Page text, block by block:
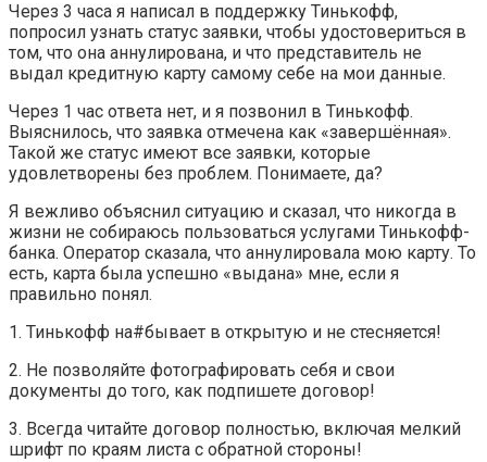
Через 3 часа я написал в поддержку Тинькофф,
попросил узнать статус заявки, чтобы удостовериться в
том, что она аннулирована, и что представитель не
выдал кредитную карту самому себе на мои данные.
Через 1 час ответа нет, и я позвонил в Тинькофф.
Выяснилось, что заявка отмечена как «завершённая».
Такой же статус имеют все заявки, которые
удовлетворены без проблем. Понимаете, да?
Я вежливо объяснил ситуацию и сказал, что никогда в
жизни не собираюсь пользоваться услугами Тинькофф-
банка. Оператор сказала, что аннулировала мою карту. То
есть, карта была успешно «выдана» мне, если я
правильно понял.
1. Тинькофф на#бывает в открытую и не стесняется!
2. Не позволяйте фотографировать себя и свои
документы до того, как подпишете договор!
3. Всегда читайте договор полностью, включая мелкий
шрифт по краям листа с обратной стороны!